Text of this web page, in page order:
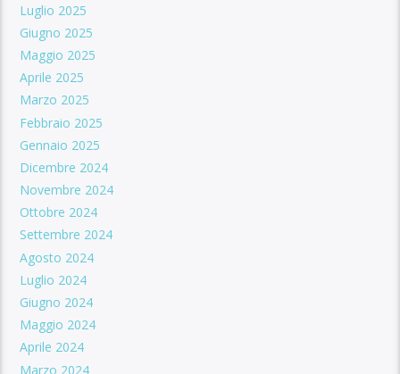
Luglio 2025
Giugno 2025
Maggio 2025
Aprile 2025
Marzo 2025
Febbraio 2025
Gennaio 2025
Dicembre 2024
Novembre 2024
Ottobre 2024
Settembre 2024
Agosto 2024
Luglio 2024
Giugno 2024
Maggio 2024
Aprile 2024
Marzo 2024